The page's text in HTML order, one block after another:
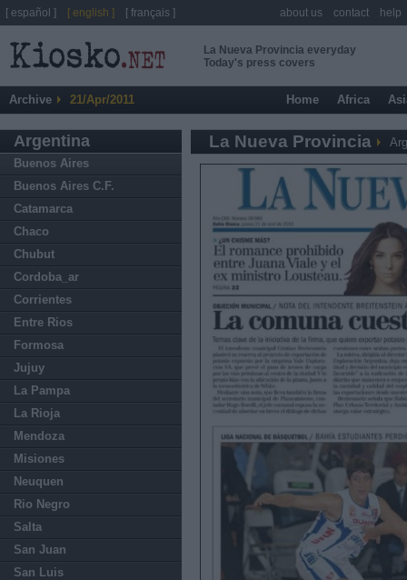
La Nueva Provincia everyday
Today's press covers
Archive 21/Apr/2011 Home Africa
Argentina
Buenos Aires
Buenos Aires C.F.
Catamarca
Chaco
Chubut
Cordoba_ar
Corrientes
Entre Rios
Formosa
Jujuy
La Pampa
La Rioja
Mendoza
Misiones
Neuquen
Rio Negro
Salta
San Juan
San Luis
La Nueva Provincia
[ español ] [ english ] [ français ] about us contact help